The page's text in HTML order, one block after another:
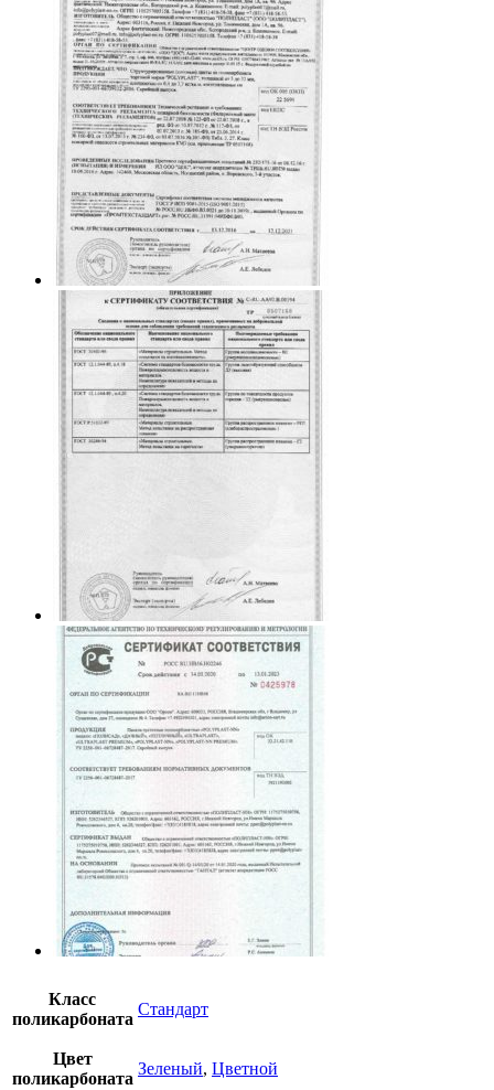
Класс
поликарбоната
Стандарт
Цвет
поликарбоната
Зеленый, Цветной